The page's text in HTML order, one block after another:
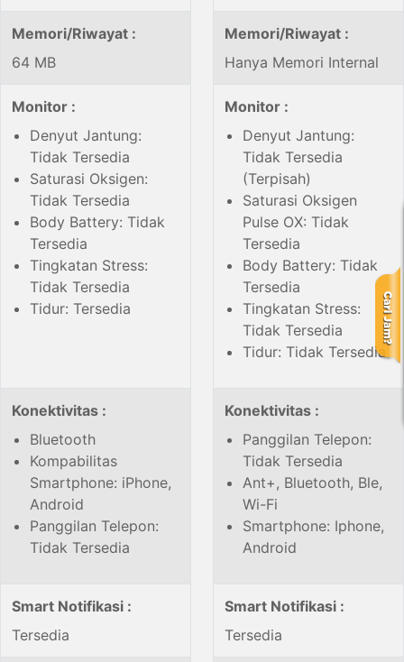
Memori/Riwayat :
64 MB
Memori/Riwayat :
Hanya Memori Internal
Monitor :
Denyut Jantung:
Tidak Tersedia
Saturasi Oksigen:
Tidak Tersedia
Body Battery: Tidak
Tersedia
Tingkatan Stress:
Tidak Tersedia
Tidur: Tersedia
Monitor :
Denyut Jantung:
Tidak Tersedia
(Terpisah)
Saturasi Oksigen
Pulse OX: Tidak
Tersedia
Body Battery: Tidak
Tersedia
Tingkatan Stress:
Tidak Tersedia
Tidur: Tidak Tersedia
Konektivitas :
Bluetooth
Kompabilitas
Smartphone: iPhone,
Android
Panggilan Telepon:
Tidak Tersedia
Konektivitas :
Panggilan Telepon:
Tidak Tersedia
Ant+, Bluetooth, Ble,
Wi-Fi
Smartphone: Iphone,
Android
Smart Notifikasi :
Tersedia
Smart Notifikasi :
Tersedia